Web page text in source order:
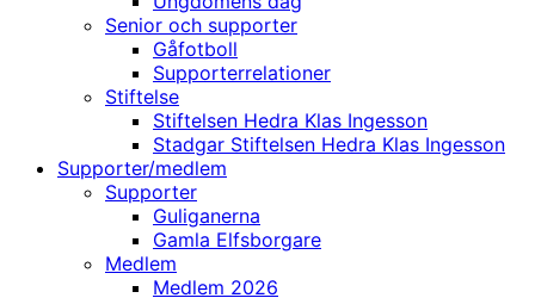
Senior och supporter
Gåfotboll
Supporterrelationer
Stiftelse
Stiftelsen Hedra Klas Ingesson
Stadgar Stiftelsen Hedra Klas Ingesson
Supporter/medlem
Supporter
Guliganerna
Gamla Elfsborgare
Medlem
Medlem 2026